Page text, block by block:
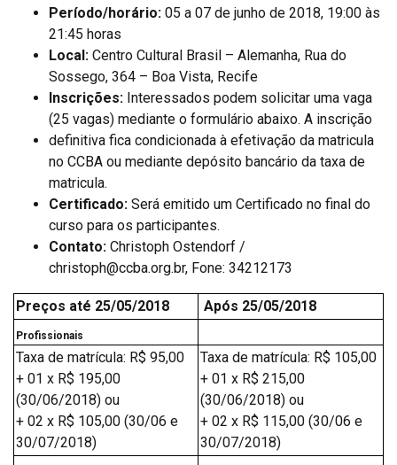
Período/horário: 05 a 07 de junho de 2018, 19:00 às
21:45 horas
Local: Centro Cultural Brasil – Alemanha, Rua do
Sossego, 364 – Boa Vista, Recife
Inscrições: Interessados podem solicitar uma vaga
(25 vagas) mediante o formulário abaixo. A inscrição
definitiva fica condicionada à efetivação da matricula
no CCBA ou mediante depósito bancário da taxa de
matricula.
Certificado: Será emitido um Certificado no final do
curso para os participantes.
Contato: Christoph Ostendorf /
christoph@ccba.org.br, Fone: 34212173
Preços até 25/05/2018 Após 25/05/2018
Profissionais
Taxa de matrícula: R$ 95,00
+ 01 x R$ 195,00
(30/06/2018) ou
+ 02 x R$ 105,00 (30/06 e
30/07/2018)
Taxa de matrícula: R$ 105,00
+ 01 x R$ 215,00
(30/06/2018) ou
+ 02 x R$ 115,00 (30/06 e
30/07/2018)